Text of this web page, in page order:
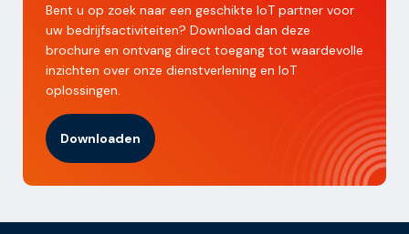
Bent u op zoek naar een geschikte IoT partner voor
uw bedrijfsactiviteiten? Download dan deze
brochure en ontvang direct toegang tot waardevolle
inzichten over onze dienstverlening en IoT
oplossingen.
Downloaden